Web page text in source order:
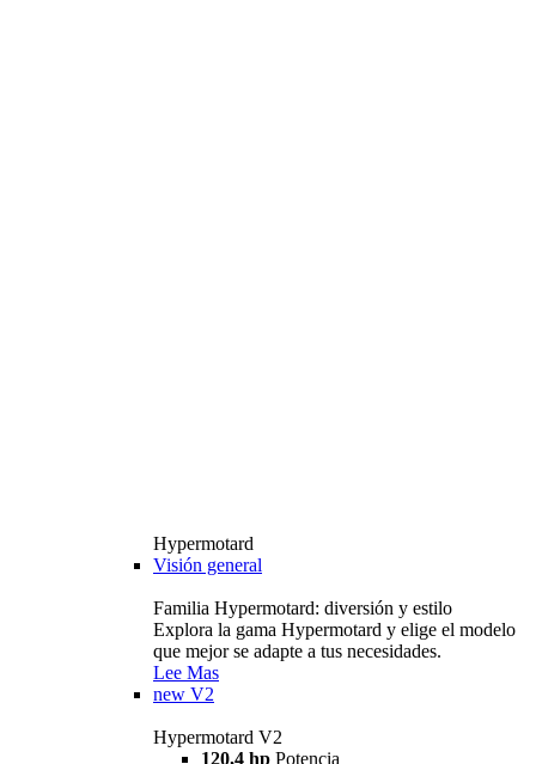
Hypermotard
Visión general
Familia Hypermotard: diversión y estilo
Explora la gama Hypermotard y elige el modelo
que mejor se adapte a tus necesidades.
Lee Mas
new V2
Hypermotard V2
120,4 hp Potencia